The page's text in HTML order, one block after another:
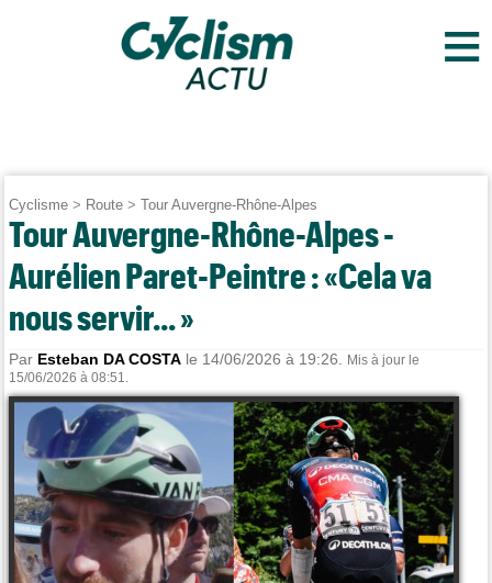
≡
Cyclisme > Route >Tour Auvergne-Rhône-Alpes
Tour Auvergne-Rhône-Alpes -
Aurélien Paret-Peintre : «Cela va
nous servir... »
Par Esteban DA COSTA le 14/06/2026 à 19:26.
Mis à jour le
15/06/2026 à 08:51.